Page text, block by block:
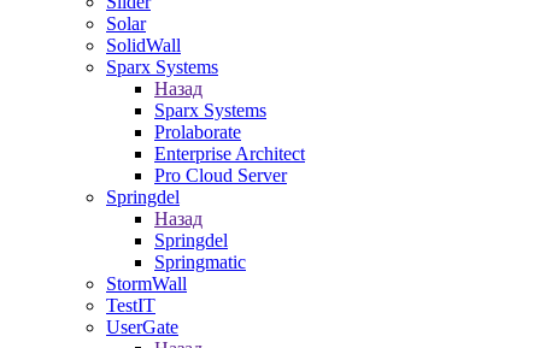
Solar
SolidWall
Sparx Systems
Назад
Sparx Systems
Prolaborate
Enterprise Architect
Pro Cloud Server
Springdel
Назад
Springdel
Springmatic
StormWall
TestIT
UserGate